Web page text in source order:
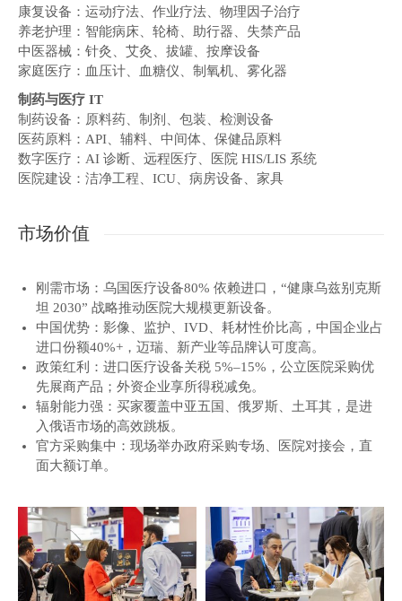
康复设备：运动疗法、作业疗法、物理因子治疗
养老护理：智能病床、轮椅、助行器、失禁产品
中医器械：针灸、艾灸、拔罐、按摩设备
家庭医疗：血压计、血糖仪、制氧机、雾化器
制药与医疗 IT
制药设备：原料药、制剂、包装、检测设备
医药原料：API、辅料、中间体、保健品原料
数字医疗：AI 诊断、远程医疗、医院 HIS/LIS 系统
医院建设：洁净工程、ICU、病房设备、家具
市场价值
刚需市场：乌国医疗设备80% 依赖进口，“健康乌兹别克斯
坦 2030” 战略推动医院大规模更新设备。
中国优势：影像、监护、IVD、耗材性价比高，中国企业占
进口份额40%+，迈瑞、新产业等品牌认可度高。
政策红利：进口医疗设备关税 5%–15%，公立医院采购优
先展商产品；外资企业享所得税减免。
辐射能力强：买家覆盖中亚五国、俄罗斯、土耳其，是进
入俄语市场的高效跳板。
官方采购集中：现场举办政府采购专场、医院对接会，直
面大额订单。